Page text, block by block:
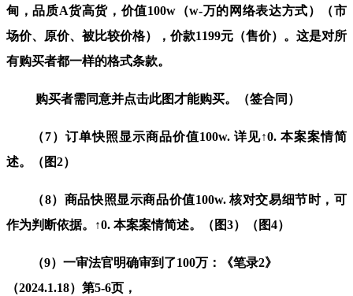
甸，品质A货高货，价值100w（w-万的网络表达方式）（市
场价、原价、被比较价格），价款1199元（售价）。这是对所
有购买者都一样的格式条款。
购买者需同意并点击此图才能购买。（签合同）
（7）订单快照显示商品价值100w. 详见↑0. 本案案情简
述。（图2）
（8）商品快照显示商品价值100w.核对交易细节时，可
作为判断依据。
↑0. 本案案情简述。（图3）（图4）
（9）一审法官明确审到了100万：《笔录2》
（2024.1.18） 第5-6页，